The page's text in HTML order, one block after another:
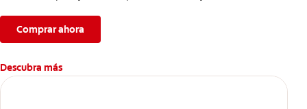
Comprar ahora
Descubra más